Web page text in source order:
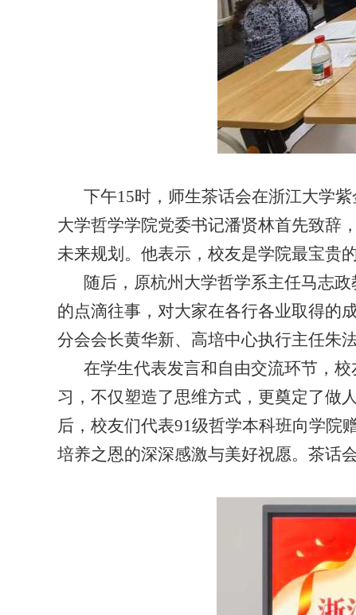
下午15时，师生茶话会在浙江大学
大学哲学学院党委书记潘贤林首先致辞
未来规划。他表示，校友是学院最宝贵
随后，原杭州大学哲学系主任马志政
的点滴往事，对大家在各行各业取得的
分会会长黄华新、高培中心执行主任朱
在学生代表发言和自由交流环节，
习，不仅塑造了思维方式，更奠定了做
后，校友们代表91级哲学本科班向学院
培养之恩的深深感激与美好祝愿。茶话